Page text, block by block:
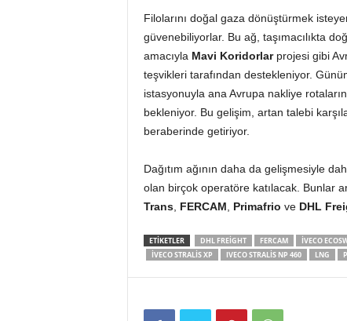
Filolarını doğal gaza dönüştürmek
güvenebiliyorlar. Bu ağ, taşımacılıkta
amacıyla Mavi Koridorlarprojesi gibi
teşvikleri tarafından destekleniyor.
istasyonuyla ana Avrupa nakliye
bekleniyor. Bu gelişim, artan talebi
beraberinde getiriyor.
Dağıtım ağının daha da gelişmesiyle
olan birçok operatöre katılacak. Bunlar
Trans, FERCAM Primafrio ve DHL
ETIKETLER DHL FREIGHT FERCAM IVECO
IVECO STRALIS XP
IVECO STRALIS NP 460 LNG